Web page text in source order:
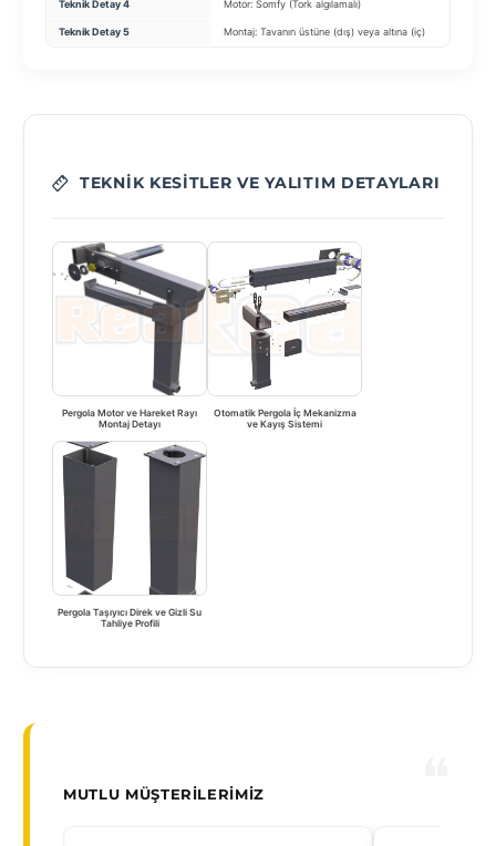
Teknik Detay 4 Motor: Somfy (Tork algılamalı)
Teknik Detay 5 Montaj: Tavanın üstüne (dış) veya altına (iç)
TEKNIK KESITLER VE YALITIM DETAYLARI
Pergola Motor ve Hareket Rayı
Montaj Detayı
Otomatik Pergola İç Mekanizma
ve Kayış Sistemi
Pergola Taşıyıcı Direk ve Gizli Su
Tahliye Profili
MUTLU MÜŞTERILERIMIZ